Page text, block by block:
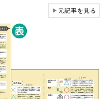
▶元記事を見る